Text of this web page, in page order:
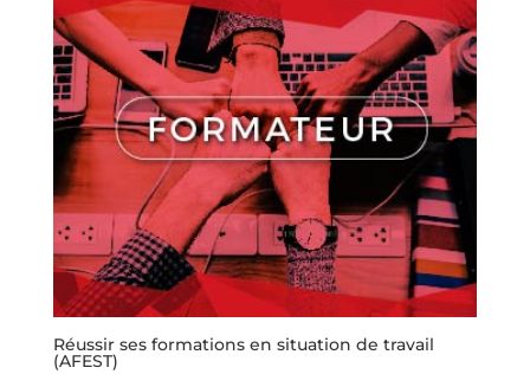
Réussir ses formations en situation de travail
(AFEST)